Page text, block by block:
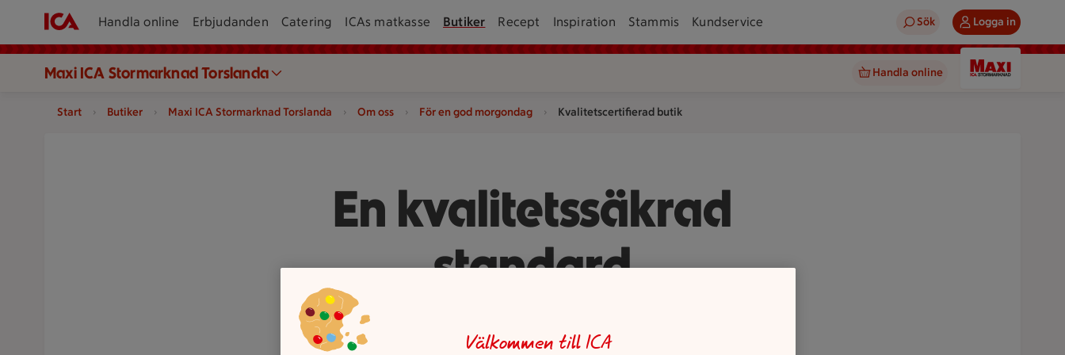
Handla online Erbjudanden Catering ICAs matkasse Butiker Recept Inspiration Stammis Kundservice Sök Logga in
Maxi ICA Stormarknad Torslanda Handla online
Start Butiker Maxi ICA Stormarknad Torslanda Om oss För en god morgondag Kvalitetscertifierad butik
En kvalitetssäkrad
standard
Välkommen till ICA